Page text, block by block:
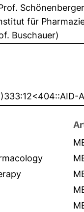
Schönenberger
für
Buschauer)